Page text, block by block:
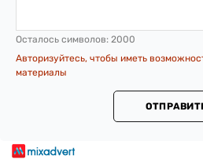
Осталось символов: 2000
Авторизуйтесь, чтобы иметь
материалы